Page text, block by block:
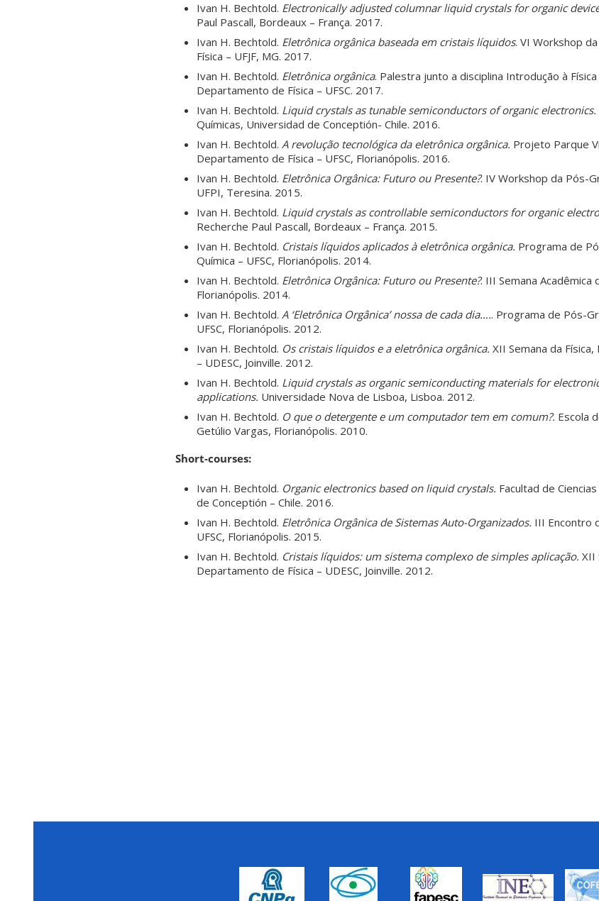
Ivan H. Bechtold. Electronically adjusted columnar liquid crystals for organic
Paul Pascall, Bordeaux – França. 2017.
Ivan H. Bechtold. Eletrônica orgânica baseada em cristais líquidos. VI Workshop
Física – UFJF, MG. 2017.
Ivan H. Bechtold. Eletrônica orgânica. Palestra junto a disciplina Introdução à
Departamento de Física – UFSC. 2017.
Ivan H. Bechtold. Liquid crystals as tunable semiconductors of organic electronics.
Químicas, Universidad de Conceptión- Chile. 2016.
Ivan H. Bechtold. A revolução tecnológica da eletrônica orgânica. Projeto Parque
Departamento de Física – UFSC, Florianópolis. 2016.
Ivan H. Bechtold. Eletrônica Orgânica: Futuro ou Presente?. IV Workshop da Pós-
UFPI, Teresina. 2015.
Ivan H. Bechtold. Liquid crystals as controllable semiconductors for organic
Recherche Paul Pascall, Bordeaux – França. 2015.
Ivan H. Bechtold. Cristais líquidos aplicados à eletrônica orgânica. Programa de
Química – UFSC, Florianópolis. 2014.
Ivan H. Bechtold. Eletrônica Orgânica: Futuro ou Presente?. III Semana Acadêmica
Florianópolis. 2014.
Ivan H. Bechtold. A ‘Eletrônica Orgânica’ nossa de cada dia….. Programa de Pós-
UFSC, Florianópolis. 2012.
Ivan H. Bechtold. Os cristais líquidos e a eletrônica orgânica. XII Semana da
– UDESC, Joinville. 2012.
Ivan H. Bechtold. Liquid crystals as organic semiconducting materials for
applications. Universidade Nova de Lisboa, Lisboa. 2012.
Ivan H. Bechtold. O que o detergente e um computador tem em comum?. Escola
Getúlio Vargas, Florianópolis. 2010.
Short-courses:
Ivan H. Bechtold. Organic electronics based on liquid crystals. Facultad de
de Conceptión – Chile. 2016.
Ivan H. Bechtold. Eletrônica Orgânica de Sistemas Auto-Organizados. III Encontro
UFSC, Florianópolis. 2015.
Ivan H. Bechtold. Cristais líquidos: um sistema complexo de simples aplicação. XII
Departamento de Física – UDESC, Joinville. 2012.